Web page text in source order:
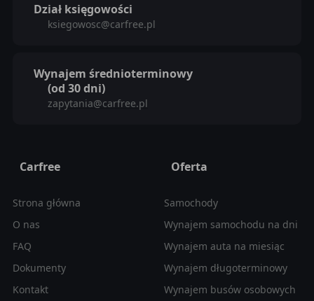
Dział księgowości
ksiegowosc@carfree.pl
Wynajem średnioterminowy
(od 30 dni)
zapytania@carfree.pl
Carfree
Strona główna
O nas
FAQ
Dokumenty
Kontakt
Oferta
Samochody
Wynajem samochodu na dni
Wynajem auta na miesiąc
Wynajem długoterminowy
Wynajem busów osobowych